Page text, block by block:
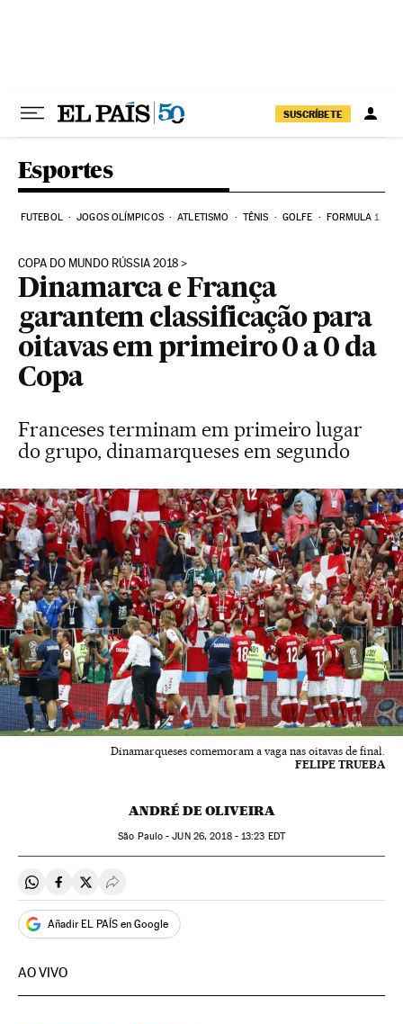
SUSCRÍBETE
Esportes
FUTEBOL JOGOS OLÍMPICOS ATLETISMO TÊNIS GOLFE FORMULA 1
COPA DO MUNDO RÚSSIA 2018
Dinamarca e França
garantem classificação para
oitavas em primeiro 0 a 0 da
Copa
Franceses terminam em primeiro lugar
do grupo, dinamarqueses em segundo
Dinamarqueses comemoram a vaga nas oitavas de final.
FELIPE TRUEBA
ANDRÉ DE OLIVEIRA
São Paulo -JUN 26, 2018 - 13:23 EDT
Compartir en Whatsapp
Compartir en Facebook
Compartir en Twitter
Desplegar Redes Sociales
Añadir EL PAÍS en Google
AO VIVO